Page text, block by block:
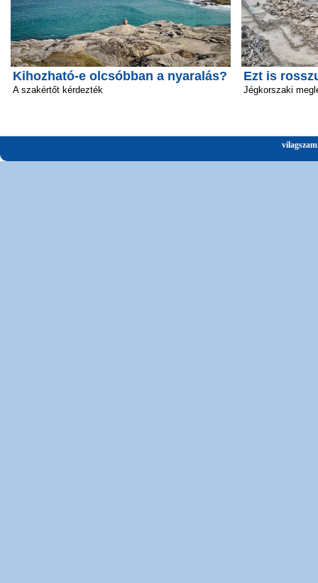
Kihozható-e olcsóbban a nyaralás?
A szakértőt kérdezték
Ezt is
Jégkorszaki